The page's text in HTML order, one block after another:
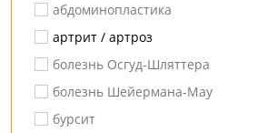
Idealista
ORTOMEDICA
Дельта Терм
Ляпко
ОРТОСИЛА
повязка Дезо
пупочный
согревающий
стома
стоподержатель
абдоминопластика
артрит / артроз
болезнь Осгуд-Шляттера
болезнь Шейермана-Мау
бурсит